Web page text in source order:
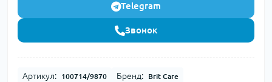
Telegram
Звонок
Артикул: 100714/9870 Бренд: Brit Care